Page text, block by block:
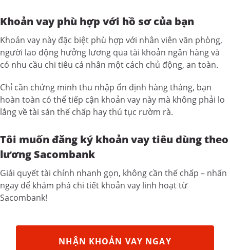
Khoản vay phù hợp với hồ sơ của bạn
Khoản vay này đặc biệt phù hợp với nhân viên văn phòng,
người lao động hưởng lương qua tài khoản ngân hàng và
có nhu cầu chi tiêu cá nhân một cách chủ động, an toàn.
Chỉ cần chứng minh thu nhập ổn định hàng tháng, bạn
hoàn toàn có thể tiếp cận khoản vay này mà không phải lo
lắng về tài sản thế chấp hay thủ tục rườm rà.
Tôi muốn đăng ký khoản vay tiêu dùng theo
lương Sacombank
Giải quyết tài chính nhanh gọn, không cần thế chấp – nhấn
ngay để khám phá chi tiết khoản vay linh hoạt từ
Sacombank!
NHẬN KHOẢN VAY NGAY